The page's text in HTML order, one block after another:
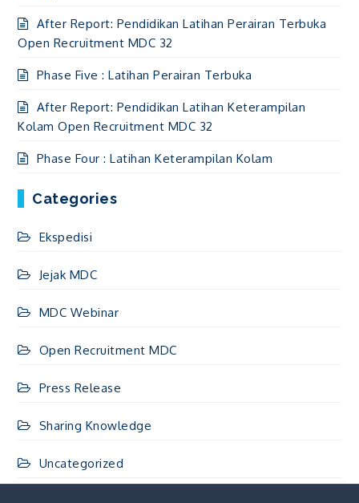
After Report: Pendidikan Latihan Perairan Terbuka
Open Recruitment MDC 32
Phase Five : Latihan Perairan Terbuka
After Report: Pendidikan Latihan Keterampilan
Kolam Open Recruitment MDC 32
Phase Four : Latihan Keterampilan Kolam
Categories
Ekspedisi
Jejak MDC
MDC Webinar
Open Recruitment MDC
Press Release
Sharing Knowledge
Uncategorized